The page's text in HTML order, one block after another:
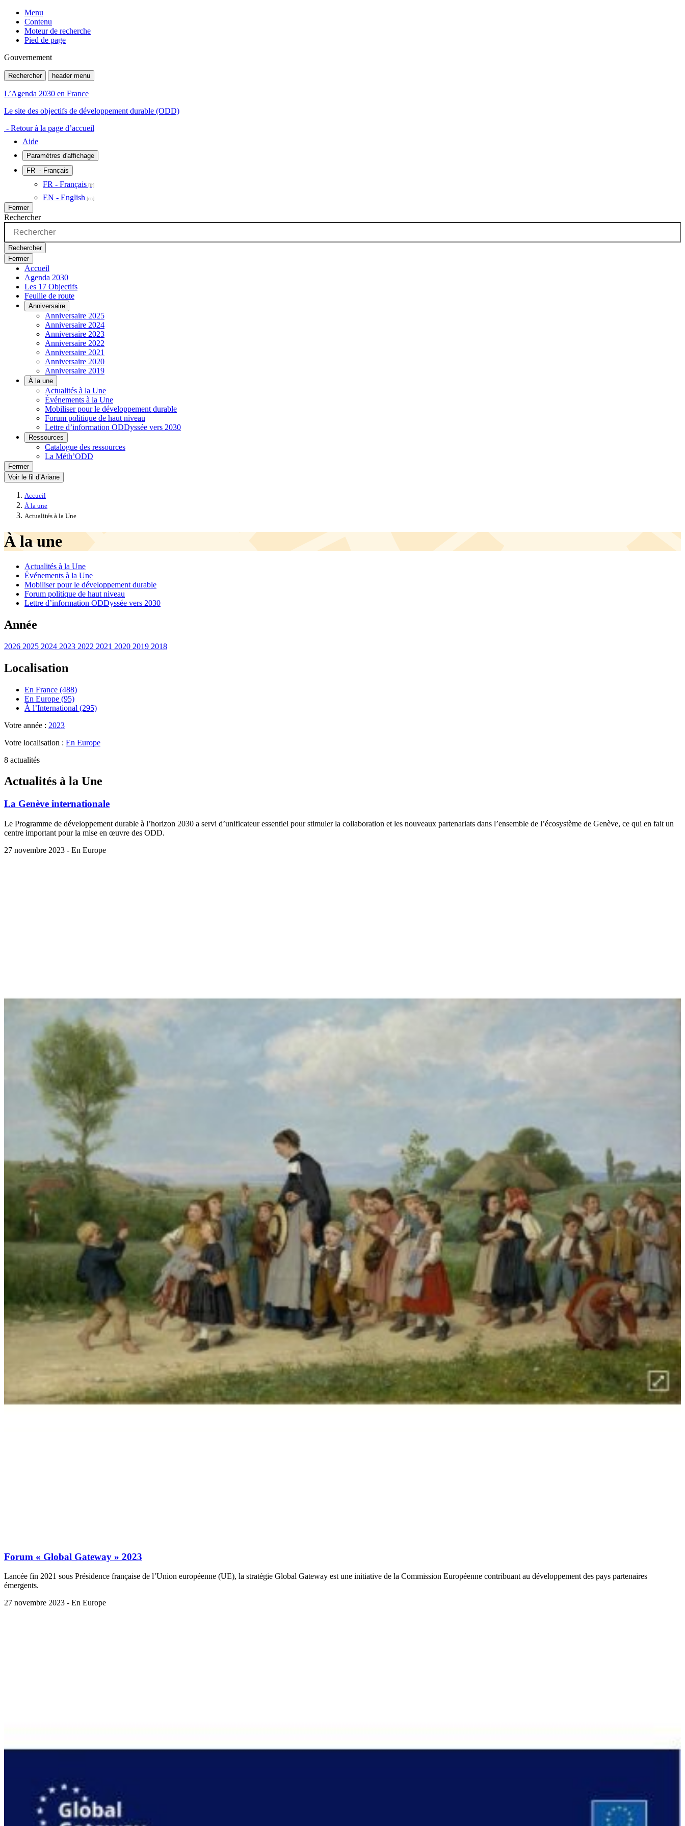
Menu
Contenu
Moteur de recherche
Pied de page
Gouvernement
Rechercher header menu
L’Agenda 2030 en France
Le site des objectifs de développement durable (ODD)
- Retour à la page d’accueil
Aide
Paramètres d'affichage
FR - Français
FR - Français
EN - English
Fermer
Rechercher
Rechercher
Fermer
Accueil
Agenda 2030
Les 17 Objectifs
Feuille de route
Anniversaire
Anniversaire 2025
Anniversaire 2024
Anniversaire 2023
Anniversaire 2022
Anniversaire 2021
Anniversaire 2020
Anniversaire 2019
À la une
Actualités à la Une
Événements à la Une
Mobiliser pour le développement durable
Forum politique de haut niveau
Lettre d’information ODDyssée vers 2030
Ressources
Catalogue des ressources
La Méth’ODD
Fermer
Voir le fil d’Ariane
Accueil
À la une
Actualités à la Une
À la une
Actualités à la Une
Événements à la Une
Mobiliser pour le développement durable
Forum politique de haut niveau
Lettre d’information ODDyssée vers 2030
Année
2026 2025 2024 2023 2022 2021 2020 2019 2018
Localisation
En France (488)
En Europe (95)
À l’International (295)
Votre année : 2023
Votre localisation : En Europe
8 actualités
Actualités à la Une
La Genève internationale
Le Programme de développement durable à l’horizon 2030 a servi d’unificateur essentiel pour stimuler la collaboration et les nouveaux partenariats dans l’ensemble de l’écosystème de Genève, ce qui en fait un
centre important pour la mise en œuvre des ODD.
27 novembre 2023 - En Europe
Forum « Global Gateway » 2023
Lancée fin 2021 sous Présidence française de l’Union européenne (UE), la stratégie Global Gateway est une initiative de la Commission Européenne contribuant au développement des pays partenaires
émergents.
27 novembre 2023 - En Europe